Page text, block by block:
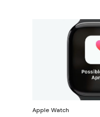
Apple Watch